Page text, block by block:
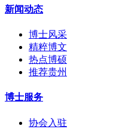
新闻动态
博士风采
精粹博文
热点博硕
推荐贵州
博士服务
协会入驻